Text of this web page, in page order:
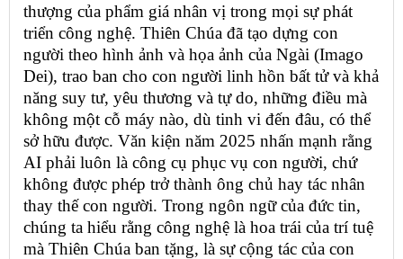
thượng của phẩm giá nhân vị trong mọi sự phát
triển công nghệ. Thiên Chúa đã tạo dựng con
người theo hình ảnh và họa ảnh của Ngài (Imago
Dei), trao ban cho con người linh hồn bất tử và khả
năng suy tư, yêu thương và tự do, những điều mà
không một cỗ máy nào, dù tinh vi đến đâu, có thể
sở hữu được. Văn kiện năm 2025 nhấn mạnh rằng
AI phải luôn là công cụ phục vụ con người, chứ
không được phép trở thành ông chủ hay tác nhân
thay thế con người. Trong ngôn ngữ của đức tin,
chúng ta hiểu rằng công nghệ là hoa trái của trí tuệ
mà Thiên Chúa ban tặng, là sự cộng tác của con